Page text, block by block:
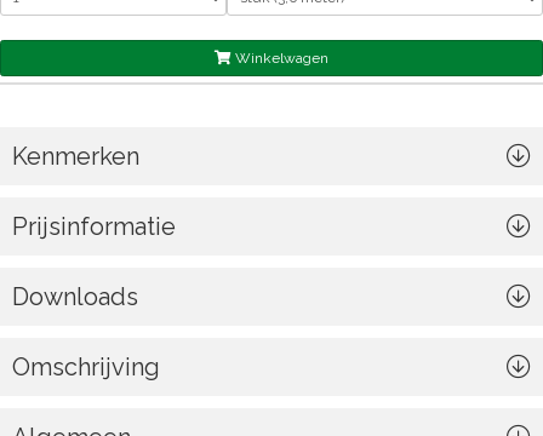
Winkelwagen
Kenmerken
Prijsinformatie
Downloads
Omschrijving